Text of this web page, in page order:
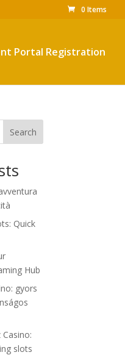
0 Items
Portal Registration
Search
Quick
Hub
gyors
slots